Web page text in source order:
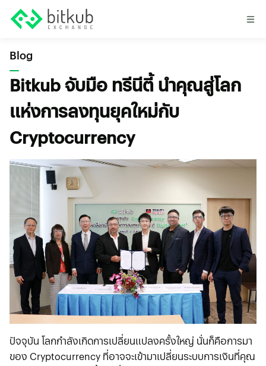
Blog
Bitkub จับมือ ทรีนีตี้ นำคุณสู่โลก
แห่งการลงทุนยุคใหม่กับ
Cryptocurrency
ปัจจุบัน โลกกำลังเกิดการเปลี่ยนแปลงครั้งใหญ่ นั่นก็คือการมา
ของ Cryptocurrency ที่อาจจะเข้ามาเปลี่ยนระบบการเงินที่คุณ